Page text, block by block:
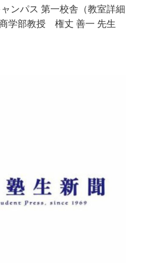
ンパス 第一校舎（教室詳細
学部教授 権丈 善一 先生